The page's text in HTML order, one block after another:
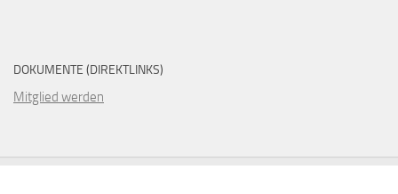
DOKUMENTE (DIREKTLINKS)
Mitglied werden